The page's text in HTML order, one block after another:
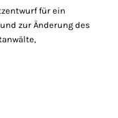
für ein
zur Änderung des